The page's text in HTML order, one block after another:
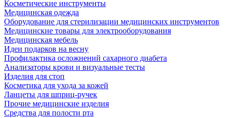
Косметические инструменты
Медицинская одежда
Оборудование для стерилизации медицинских инструментов
Медицинские товары для электрооборудования
Медицинская мебель
Идеи подарков на весну
Профилактика осложнений сахарного диабета
Анализаторы крови и визуальные тесты
Изделия для стоп
Косметика для ухода за кожей
Ланцеты для шприц-ручек
Прочие медицинские изделия
Средства для полости рта